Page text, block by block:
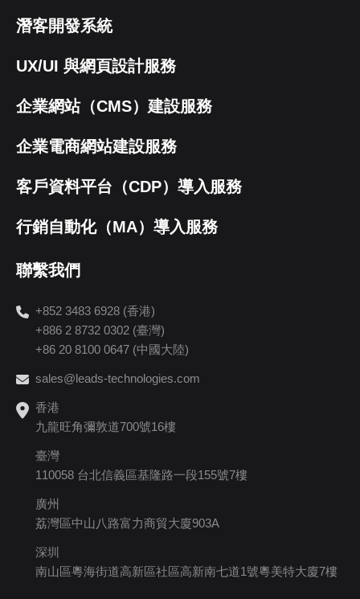
潛客開發系統
UX/UI 與網頁設計服務
企業網站（CMS）建設服務
企業電商網站建設服務
客戶資料平台（CDP）導入服務
行銷自動化（MA）導入服務
聯繫我們
+852 3483 6928 (香港)
+886 2 8732 0302 (臺灣)
+86 20 8100 0647 (中國大陸)
sales@leads-technologies.com
香港
九龍旺角彌敦道700號16樓
臺灣
110058 台北信義區基隆路一段155號7樓
廣州
荔灣區中山八路富力商貿大廈903A
深圳
南山區粵海街道高新區社區高新南七道1號粵美特大廈7樓